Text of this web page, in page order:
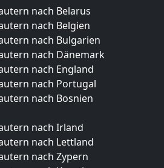
nach Belarus
nach Belgien
nach Bulgarien
nach Dänemark
nach England
nach Portugal
nach Bosnien
nach Irland
nach Lettland
nach Zypern